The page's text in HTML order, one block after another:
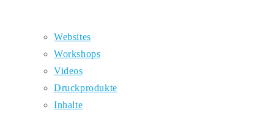
Websites
Workshops
Videos
Druckprodukte
Inhalte